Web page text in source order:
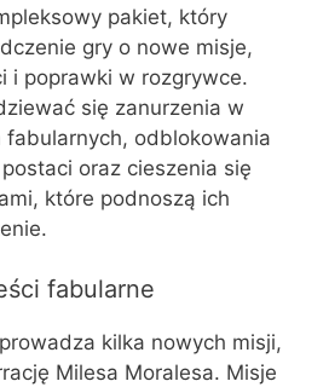
pakiet, który
gry o nowe misje,
i poprawki w rozgrywce.
się zanurzenia w
odblokowania
oraz cieszenia się
które podnoszą ich
fabularne
kilka nowych misji,
Milesa Moralesa. Misje